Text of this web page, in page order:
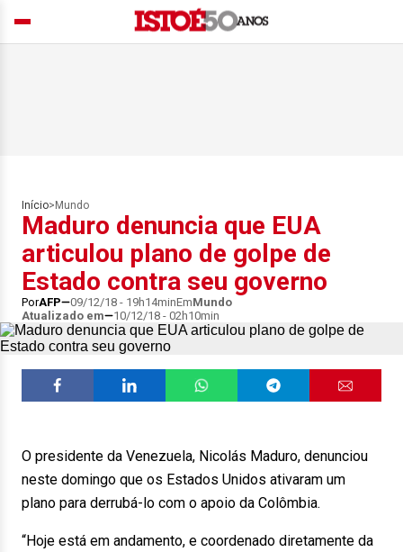
Início> Mundo
Maduro denuncia que EUA
articulou plano de golpe de
Estado contra seu governo
PorAFP 09/12/18 - 19h14minEmMundo
Atualizado em
10/12/18 - 02h10min
O presidente da Venezuela, Nicolás Maduro, denunciou
neste domingo que os Estados Unidos ativaram um
plano para derrubá-lo com o apoio da Colômbia.
“Hoje está em andamento, e coordenado diretamente da